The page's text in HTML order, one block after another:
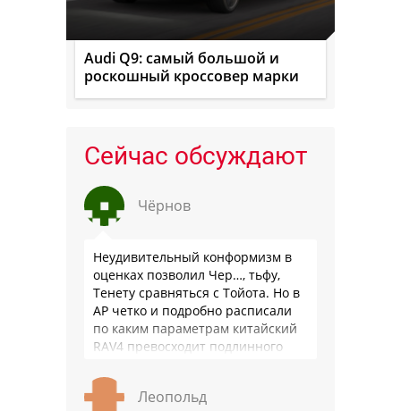
Audi Q9: самый большой и
роскошный кроссовер марки
Сейчас обсуждают
Чёрнов
Неудивительный конформизм в
оценках позволил Чер…, тьфу,
Тенету сравняться с Тойота. Но в
АР четко и подробно расписали
по каким параметрам китайский
RAV4 превосходит подлинного
подвеска едет ровно и приятно …
Леопольд